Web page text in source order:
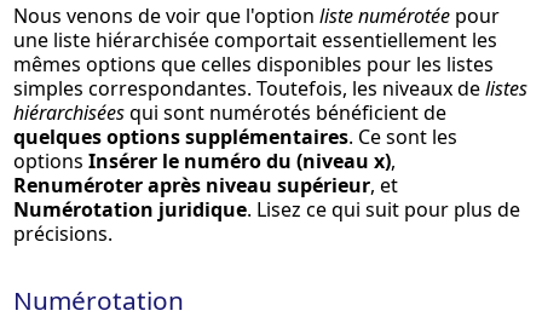
Nous venons de voir que l'optionliste numérotée pour
une liste hiérarchisée comportait essentiellement les
mêmes options que celles disponibles pour les listes
simples correspondantes. Toutefois, les niveaux delistes
hiérarchiséesqui sont numérotés bénéficient de
quelques options supplémentaires. Ce sont les
optionsInsérer le numéro du (niveau x),
Renuméroter après niveau supérieur, et
Numérotation juridique. Lisez ce qui suit pour plus de
précisions.
Numérotation